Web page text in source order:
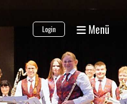
Login Menü